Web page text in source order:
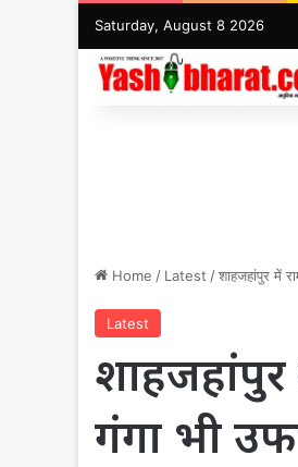
Saturday, August 8 2026
Home / Latest /शाहजहांपुर में
Latest
गंगा भी